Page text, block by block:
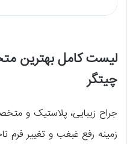
لیست کامل بهترین
چیتگر
جراح زیبایی، پلاستیک و
زمینه رفع غبغب و تغییر